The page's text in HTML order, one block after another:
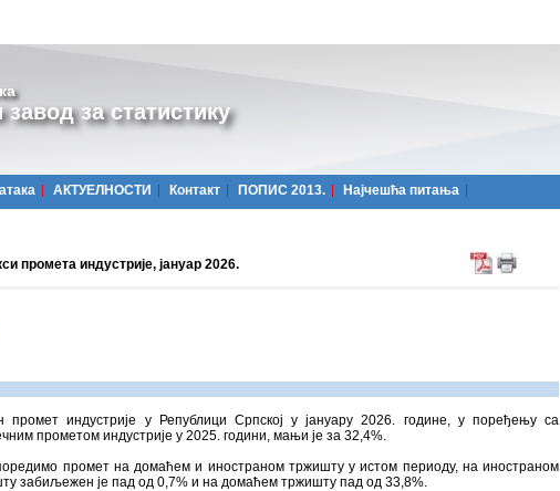
за статистику
АКТУЕЛНОСТИ Контакт ПОПИС 2013. Најчешћa питања
промета индустријe, јануар 2026.
промет индустрије у Републици Српској у јануару 2026. године, у поређењу са
прометом индустрије у 2025. години, мањи је за 32,4%.
промет на домаћем и иностраном тржишту у истом периоду, на иностраном
забиљежен је пад од 0,7% и на домаћем тржишту пад од 33,8%.